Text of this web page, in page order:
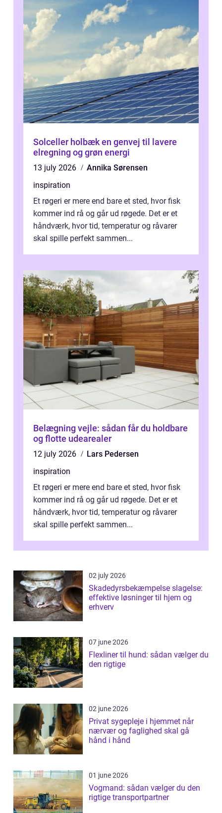
Solceller holbæk en genvej til lavere
elregning og grøn energi
13 july 2026
Annika Sørensen
inspiration
Et røgeri er mere end bare et sted, hvor fisk
kommer ind rå og går ud røgede. Det er et
håndværk, hvor tid, temperatur og råvarer
skal spille perfekt sammen...
Belægning vejle: sådan får du holdbare
og flotte udearealer
12 july 2026
Lars Pedersen
inspiration
Et røgeri er mere end bare et sted, hvor fisk
kommer ind rå og går ud røgede. Det er et
håndværk, hvor tid, temperatur og råvarer
skal spille perfekt sammen...
02 july 2026
Skadedyrsbekæmpelse slagelse:
effektive løsninger til hjem og
erhverv
07 june 2026
Flexliner til hund: sådan vælger du
den rigtige
02 june 2026
Privat sygepleje i hjemmet når
nærvær og faglighed skal gå
hånd i hånd
01 june 2026
Vogmand: sådan vælger du den
rigtige transportpartner